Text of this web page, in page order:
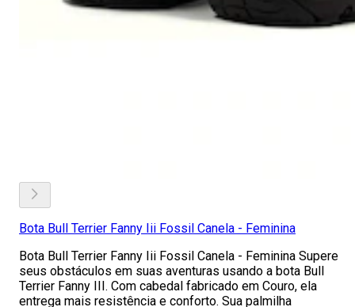
Bota Bull Terrier Fanny Iii Fossil Canela - Feminina
Bota Bull Terrier Fanny Iii Fossil Canela - Feminina Supere
seus obstáculos em suas aventuras usando a bota Bull
Terrier Fanny III. Com cabedal fabricado em Couro, ela
entrega mais resistência e conforto. Sua palmilha